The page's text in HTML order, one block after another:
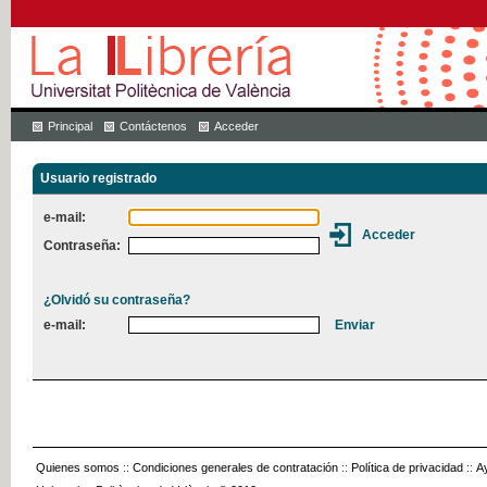
Principal Contáctenos Acceder
Usuario registrado
e-mail:
Contraseña:
¿Olvidó su contraseña?
e-mail:
Quienes somos :: Condiciones generales de contratación :: Política de privacidad ::